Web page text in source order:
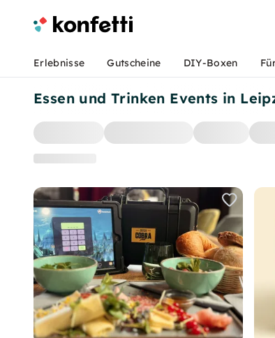
Essen und Trinken Events in
Erlebnisse Gutscheine DIY-Boxen